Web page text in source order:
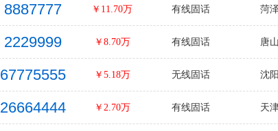
8887777 ￥11.70万 有线固话 菏
2229999 ￥8.70万 有线固话 唐山
67775555 ￥5.18万 无线固话 沈阳
26664444 ￥2.70万 有线固话 天